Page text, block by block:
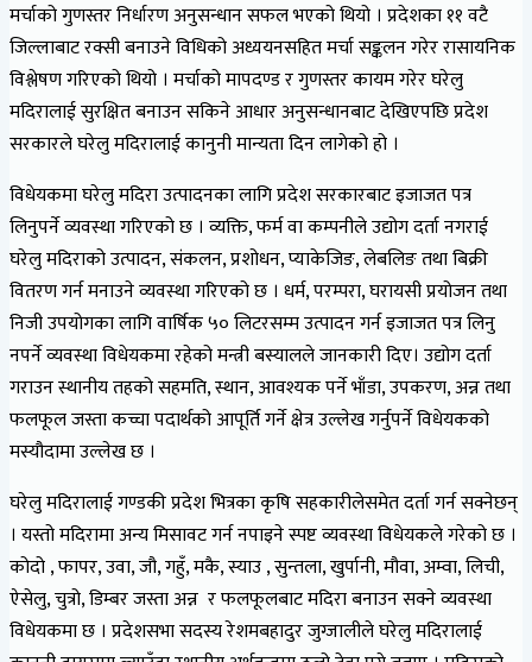
मर्चाको गुणस्तर निर्धारण अनुसन्धान सफल भएको थियो । प्रदेशका ११ वटै
जिल्लाबाट रक्सी बनाउने विधिको अध्ययनसहित मर्चा सङ्कलन गरेर रासायनिक
विश्लेषण गरिएको थियो । मर्चाको मापदण्ड र गुणस्तर कायम गरेर घरेलु
मदिरालाई सुरक्षित बनाउन सकिने आधार अनुसन्धानबाट देखिएपछि प्रदेश
सरकारले घरेलु मदिरालाई कानुनी मान्यता दिन लागेको हो ।
विधेयकमा घरेलु मदिरा उत्पादनका लागि प्रदेश सरकारबाट इजाजत पत्र
लिनुपर्ने व्यवस्था गरिएको छ । व्यक्ति, फर्म वा कम्पनीले उद्योग दर्ता नगराई
घरेलु मदिराको उत्पादन, संकलन, प्रशोधन, प्याकेजिङ, लेबलिङ तथा बिक्री
वितरण गर्न मनाउने व्यवस्था गरिएको छ । धर्म, परम्परा, घरायसी प्रयोजन तथा
निजी उपयोगका लागि वार्षिक ५० लिटरसम्म उत्पादन गर्न इजाजत पत्र लिनु
नपर्ने व्यवस्था विधेयकमा रहेको मन्त्री बस्यालले जानकारी दिए। उद्योग दर्ता
गराउन स्थानीय तहको सहमति, स्थान, आवश्यक पर्ने भाँडा, उपकरण, अन्न तथा
फलफूल जस्ता कच्चा पदार्थको आपूर्ति गर्ने क्षेत्र उल्लेख गर्नुपर्ने विधेयकको
मस्यौदामा उल्लेख छ ।
घरेलु मदिरालाई गण्डकी प्रदेश भित्रका कृषि सहकारीलेसमेत दर्ता गर्न सक्नेछन्
। यस्तो मदिरामा अन्य मिसावट गर्न नपाइने स्पष्ट व्यवस्था विधेयकले गरेको छ ।
कोदो , फापर, उवा, जौ, गहुँ, मकै, स्याउ , सुन्तला, खुर्पानी, मौवा, अम्वा, लिची,
ऐसेलु, चुत्रो, डिम्बर जस्ता अन्न र फलफूलबाट मदिरा बनाउन सक्ने व्यवस्था
विधेयकमा छ । प्रदेशसभा सदस्य रेशमबहादुर जुग्जालीले घरेलु मदिरालाई